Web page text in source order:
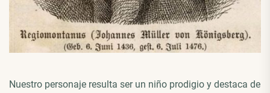
Nuestro personaje resulta ser un niño prodigio y destaca de